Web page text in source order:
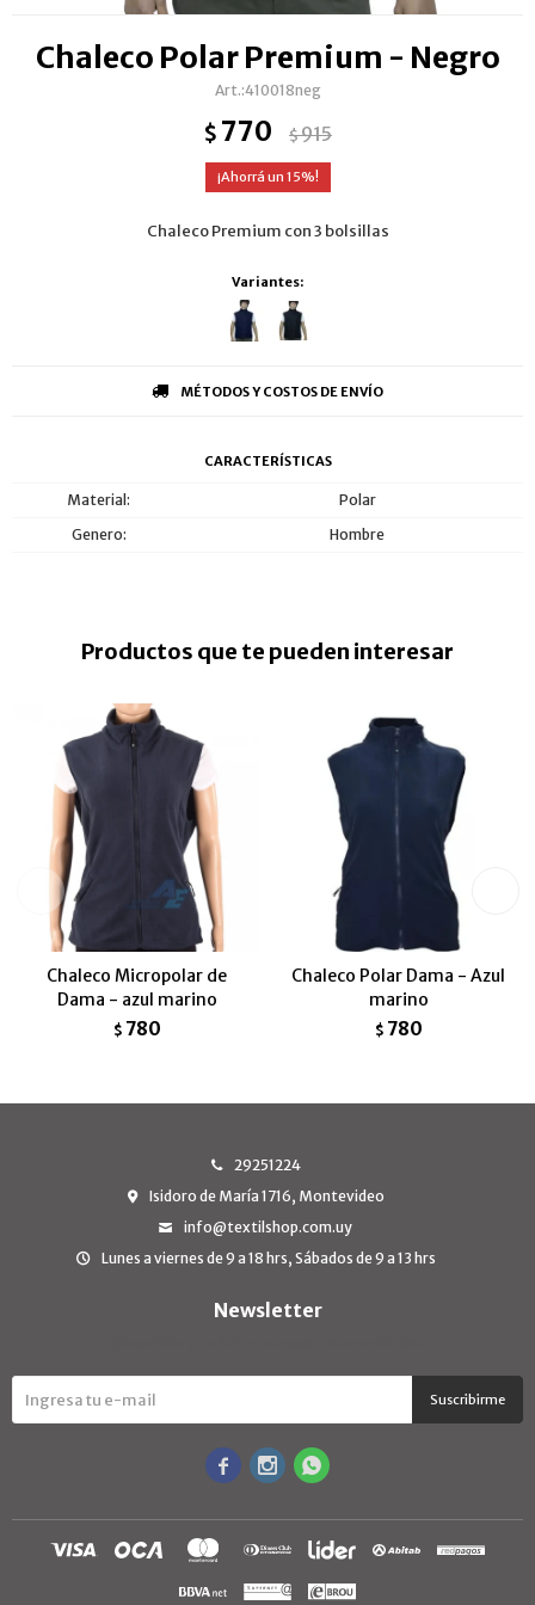
Chaleco Polar Premium - Negro
410018neg
$ 770 $915
15
Chaleco Premium con 3 bolsillas
Variantes:
MÉTODOS Y COSTOS DE ENVÍO
CARACTERÍSTICAS
Material
Polar
Genero
Hombre
Productos que te pueden interesar
Chaleco Micropolar de
Dama - azul marino
$ 780
Chaleco Polar Dama - Azul
marino
$ 780
29251224
Isidoro de María 1716, Montevideo
info@textilshop.com.uy
Lunes a viernes de 9 a 18 hrs, Sábados de 9 a 13 hrs
Newsletter
Suscribirme
  